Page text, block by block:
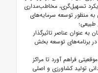
تسهیل‌گری، مخاطب‌مداری
منظور توسعه سرمایه‌های
به عنوان عناصر تاثیرگذار
در برنامه‌های توسعه بخش
فراهم آورد تا مراکز
تولید کشاورزی و اصلی